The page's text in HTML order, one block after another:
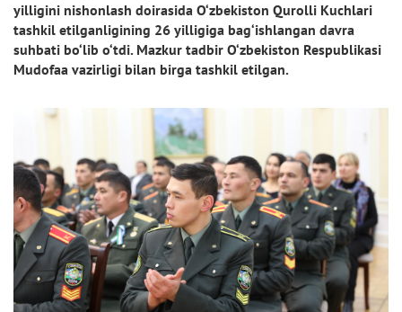
yilligini nishonlash doirasida O‘zbekiston Qurolli Kuchlari
tashkil etilganligining 26 yilligiga bag‘ishlangan davra
suhbati bo‘lib o‘tdi. Mazkur tadbir O‘zbekiston Respublikasi
Mudofaa vazirligi bilan birga tashkil etilgan.